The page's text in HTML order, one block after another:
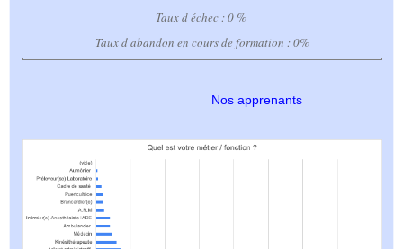
Taux d échec : 0 %
Taux d abandon en cours de formation : 0%
Nos apprenants